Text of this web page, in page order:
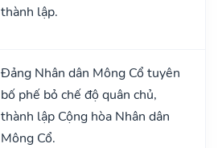
thành lập.
Đảng Nhân dân Mông Cổ tuyên
bố phế bỏ chế độ quân chủ,
thành lập Cộng hòa Nhân dân
Mông Cổ.